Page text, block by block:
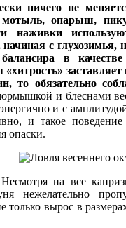
ничего не
мотыль, опарыш,
наживки
с глухозимья,
в качестве
«хитрость»
то обязательно
и блеснами
и с
и такое
опаски.
Несмотря на все
нежелательно
только вырос в